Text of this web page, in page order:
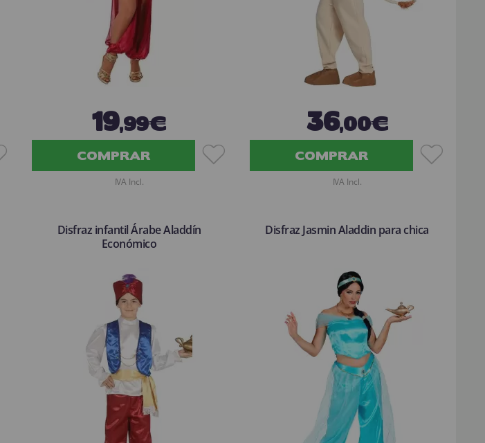
19,99€
COMPRAR
IVA Incl.
36,00€
COMPRAR
IVA Incl.
Disfraz infantil Árabe Aladdín
Económico
Disfraz Jasmin Aladdin para chica